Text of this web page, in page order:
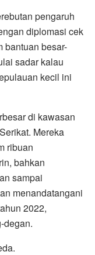
pengaruh
diplomasi cek
bantuan besar-
sadar kalau
kecil ini
di kawasan
Mereka
ribuan
bahkan
sampai
menandatangani
2022,
degan.